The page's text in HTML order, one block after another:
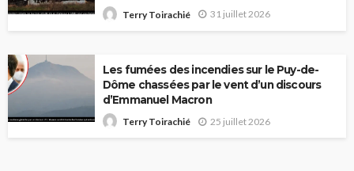
Terry Toirachié 31 juillet 2026
Les fumées des incendies sur le Puy-de-
Dôme chassées par le vent d’un discours
d’Emmanuel Macron
Terry Toirachié 25 juillet 2026